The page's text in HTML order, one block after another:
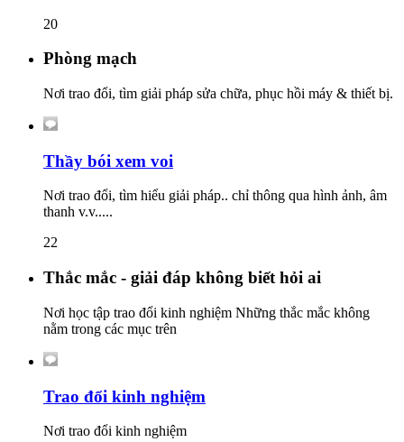
20
Phòng mạch
Nơi trao đổi, tìm giải pháp sửa chữa, phục hồi máy & thiết bị.
Thầy bói xem voi
Nơi trao đổi, tìm hiểu giải pháp.. chỉ thông qua hình ảnh, âm
thanh v.v.....
22
Thắc mắc - giải đáp không biết hỏi ai
Nơi học tập trao đổi kinh nghiệm Những thắc mắc không
nằm trong các mục trên
Trao đổi kinh nghiệm
Nơi trao đổi kinh nghiệm